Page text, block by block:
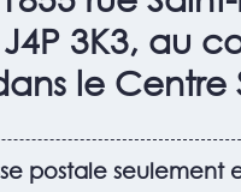
3K3, au
le Centre
postale seulement